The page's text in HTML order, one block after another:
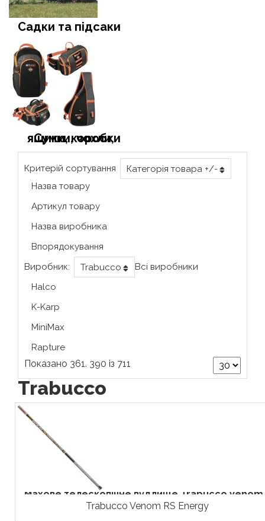
Садки та підсаки
Сумки, чохли, ящики, коробки
Критерій сортування
Категорія товара +/-
Назва товару
Артикул товару
Назва виробника
Впорядокування
Виробник:
Trabucco
Всі виробники
Halco
K-Karp
MiniMax
Rapture
Показано 361. 390 із 711
Trabucco
Махове телескопічне вудлище Trabucco
Trabucco Venom RS Energy